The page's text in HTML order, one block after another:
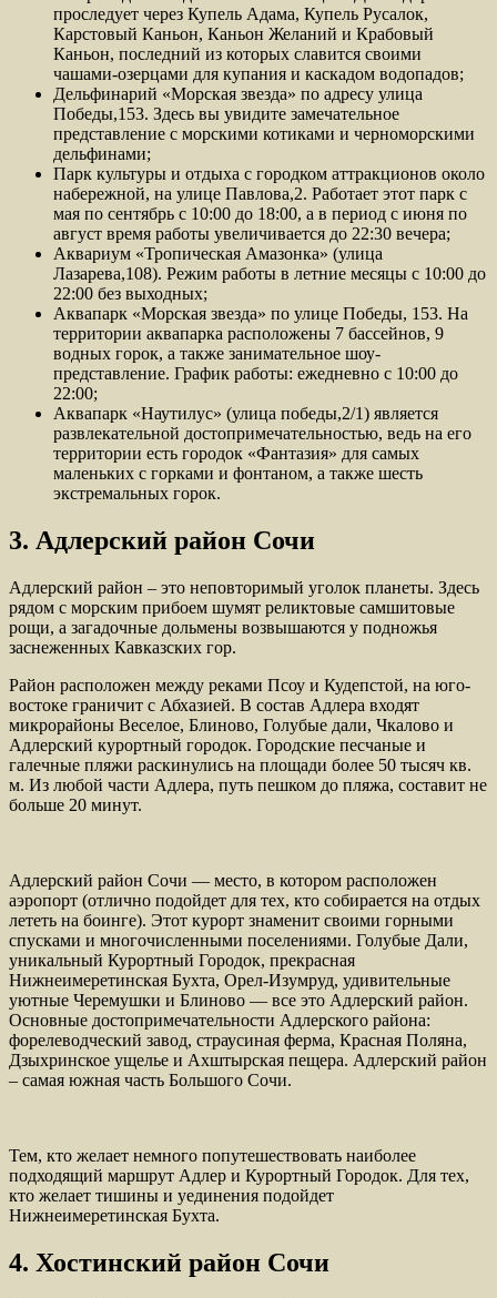
проследует через Купель Адама, Купель Русалок,
Карстовый Каньон, Каньон Желаний и Крабовый
Каньон, последний из которых славится своими
чашами-озерцами для купания и каскадом водопадов;
Дельфинарий «Морская звезда» по адресу улица
Победы,153. Здесь вы увидите замечательное
представление с морскими котиками и черноморскими
дельфинами;
Парк культуры и отдыха с городком аттракционов около
набережной, на улице Павлова,2. Работает этот парк с
мая по сентябрь с 10:00 до 18:00, а в период с июня по
август время работы увеличивается до 22:30 вечера;
Аквариум «Тропическая Амазонка» (улица
Лазарева,108). Режим работы в летние месяцы с 10:00 до
22:00 без выходных;
Аквапарк «Морская звезда» по улице Победы, 153. На
территории аквапарка расположены 7 бассейнов, 9
водных горок, а также занимательное шоу-
представление. График работы: ежедневно с 10:00 до
22:00;
Аквапарк «Наутилус» (улица победы,2/1) является
развлекательной достопримечательностью, ведь на его
территории есть городок «Фантазия» для самых
маленьких с горками и фонтаном, а также шесть
экстремальных горок.
3. Адлерский район Сочи
Адлерский район – это неповторимый уголок планеты. Здесь
рядом с морским прибоем шумят реликтовые самшитовые
рощи, а загадочные дольмены возвышаются у подножья
заснеженных Кавказских гор.
Район расположен между реками Псоу и Кудепстой, на юго-
востоке граничит с Абхазией. В состав Адлера входят
микрорайоны Веселое, Блиново, Голубые дали, Чкалово и
Адлерский курортный городок. Городские песчаные и
галечные пляжи раскинулись на площади более 50 тысяч кв.
м. Из любой части Адлера, путь пешком до пляжа, составит не
больше 20 минут.
Адлерский район Сочи — место, в котором расположен
аэропорт (отлично подойдет для тех, кто собирается на отдых
лететь на боинге). Этот курорт знаменит своими горными
спусками и многочисленными поселениями. Голубые Дали,
уникальный Курортный Городок, прекрасная
Нижнеимеретинская Бухта, Орел-Изумруд, удивительные
уютные Черемушки и Блиново — все это Адлерский район.
Основные достопримечательности Адлерского района:
форелеводческий завод, страусиная ферма, Красная Поляна,
Дзыхринское ущелье и Ахштырская пещера. Адлерский район
– самая южная часть Большого Сочи.
Тем, кто желает немного попутешествовать наиболее
подходящий маршрут Адлер и Курортный Городок. Для тех,
кто желает тишины и уединения подойдет
Нижнеимеретинская Бухта.
4. Хостинский район Сочи